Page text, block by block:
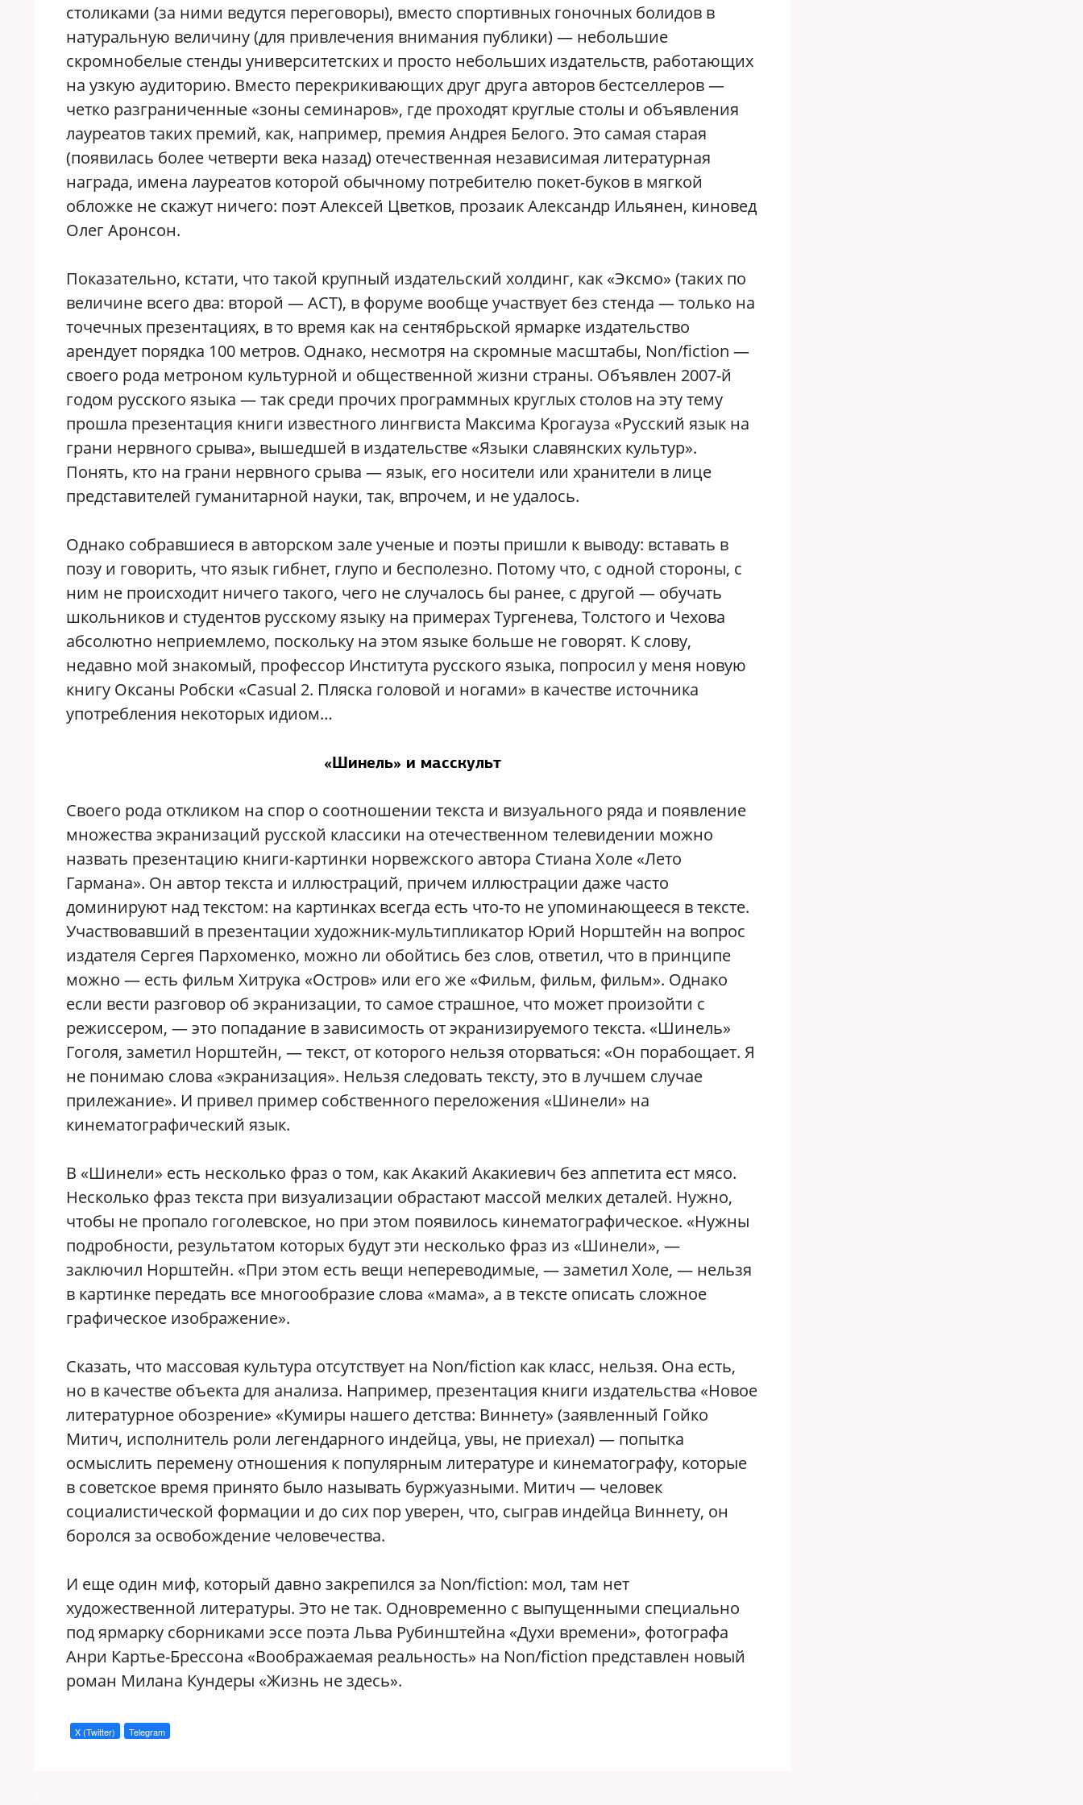
столиками (за ними ведутся переговоры), вместо спортивных гоночных болидов в
натуральную величину (для привлечения внимания публики) — небольшие
скромнобелые стенды университетских и просто небольших издательств, работающих
на узкую аудиторию. Вместо перекрикивающих друг друга авторов бестселлеров —
четко разграниченные «зоны семинаров», где проходят круглые столы и объявления
лауреатов таких премий, как, например, премия Андрея Белого. Это самая старая
(появилась более четверти века назад) отечественная независимая литературная
награда, имена лауреатов которой обычному потребителю покет-буков в мягкой
обложке не скажут ничего: поэт Алексей Цветков, прозаик Александр Ильянен, киновед
Олег Аронсон.
Показательно, кстати, что такой крупный издательский холдинг, как «Эксмо» (таких по
величине всего два: второй — АСТ), в форуме вообще участвует без стенда — только на
точечных презентациях, в то время как на сентябрьской ярмарке издательство
арендует порядка 100 метров. Однако, несмотря на скромные масштабы, Non/fiction —
своего рода метроном культурной и общественной жизни страны. Объявлен 2007-й
годом русского языка — так среди прочих программных круглых столов на эту тему
прошла презентация книги известного лингвиста Максима Крогауза «Русский язык на
грани нервного срыва», вышедшей в издательстве «Языки славянских культур».
Понять, кто на грани нервного срыва — язык, его носители или хранители в лице
представителей гуманитарной науки, так, впрочем, и не удалось.
Однако собравшиеся в авторском зале ученые и поэты пришли к выводу: вставать в
позу и говорить, что язык гибнет, глупо и бесполезно. Потому что, с одной стороны, с
ним не происходит ничего такого, чего не случалось бы ранее, с другой — обучать
школьников и студентов русскому языку на примерах Тургенева, Толстого и Чехова
абсолютно неприемлемо, поскольку на этом языке больше не говорят. К слову,
недавно мой знакомый, профессор Института русского языка, попросил у меня новую
книгу Оксаны Робски «Casual 2. Пляска головой и ногами» в качестве источника
употребления некоторых идиом…
«Шинель» и масскульт
Своего рода откликом на спор о соотношении текста и визуального ряда и появление
множества экранизаций русской классики на отечественном телевидении можно
назвать презентацию книги-картинки норвежского автора Стиана Холе «Лето
Гармана». Он автор текста и иллюстраций, причем иллюстрации даже часто
доминируют над текстом: на картинках всегда есть что-то не упоминающееся в тексте.
Участвовавший в презентации художник-мультипликатор Юрий Норштейн на вопрос
издателя Сергея Пархоменко, можно ли обойтись без слов, ответил, что в принципе
можно — есть фильм Хитрука «Остров» или его же «Фильм, фильм, фильм». Однако
если вести разговор об экранизации, то самое страшное, что может произойти с
режиссером, — это попадание в зависимость от экранизируемого текста. «Шинель»
Гоголя, заметил Норштейн, — текст, от которого нельзя оторваться: «Он порабощает. Я
не понимаю слова «экранизация». Нельзя следовать тексту, это в лучшем случае
прилежание». И привел пример собственного переложения «Шинели» на
кинематографический язык.
В «Шинели» есть несколько фраз о том, как Акакий Акакиевич без аппетита ест мясо.
Несколько фраз текста при визуализации обрастают массой мелких деталей. Нужно,
чтобы не пропало гоголевское, но при этом появилось кинематографическое. «Нужны
подробности, результатом которых будут эти несколько фраз из «Шинели», —
заключил Норштейн. «При этом есть вещи непереводимые, — заметил Холе, — нельзя
в картинке передать все многообразие слова «мама», а в тексте описать сложное
графическое изображение».
Сказать, что массовая культура отсутствует на Non/fiction как класс, нельзя. Она есть,
но в качестве объекта для анализа. Например, презентация книги издательства «Новое
литературное обозрение» «Кумиры нашего детства: Виннету» (заявленный Гойко
Митич, исполнитель роли легендарного индейца, увы, не приехал) — попытка
осмыслить перемену отношения к популярным литературе и кинематографу, которые
в советское время принято было называть буржуазными. Митич — человек
социалистической формации и до сих пор уверен, что, сыграв индейца Виннету, он
боролся за освобождение человечества.
И еще один миф, который давно закрепился за Non/fiction: мол, там нет
художественной литературы. Это не так. Одновременно с выпущенными специально
под ярмарку сборниками эссе поэта Льва Рубинштейна «Духи времени», фотографа
Анри Картье-Брессона «Воображаемая реальность» на Non/fiction представлен новый
роман Милана Кундеры «Жизнь не здесь».
X (Twitter) Telegram